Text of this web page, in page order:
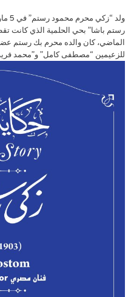
رستم باشا” بحي الحلمية الذي كانت
الماضي، كان والده محرم بك رستم
للزعيمين “مصطفى كامل” و”محمد